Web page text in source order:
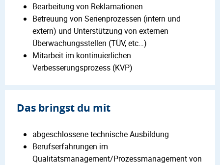
Bearbeitung von Reklamationen
Betreuung von Serienprozessen (intern und
extern) und Unterstützung von externen
Überwachungsstellen (TÜV, etc…)
Mitarbeit im kontinuierlichen
Verbesserungsprozess (KVP)
Das bringst du mit
abgeschlossene technische Ausbildung
Berufserfahrungen im
Qualitätsmanagement/Prozessmanagement von